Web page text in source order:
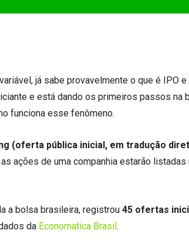
já sabe provavelmente o que é IPO e
e está dando os primeiros passos na
funciona esse fenômeno.
(oferta pública inicial, em tradução
ações de uma companhia estarão
a bolsa brasileira, registrou 45 ofertas
da Economatica Brasil.